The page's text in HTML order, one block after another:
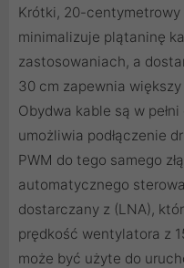
Krótki, 20-centymetrowy
minimalizuje plątaninę
zastosowaniach, a
30 cm zapewnia
Obydwa kable są w
umożliwia podłączenie
PWM do tego samego
automatycznego
dostarczany z (LNA),
prędkość wentylatora z
może być użyte do